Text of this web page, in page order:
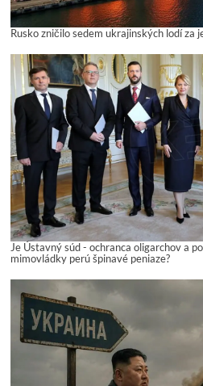
Rusko zničilo sedem ukrajinských lodí za
Je Ústavný súd - ochranca oligarchov a
mimovládky perú špinavé peniaze?